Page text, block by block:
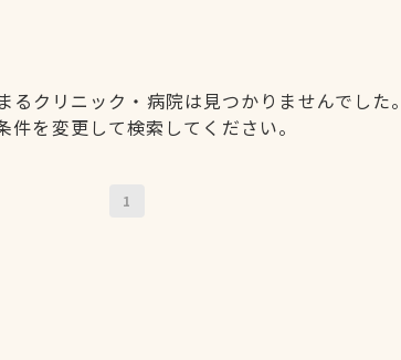
るクリニック・病院は見つかりませんでした。
件を変更して検索してください。
1